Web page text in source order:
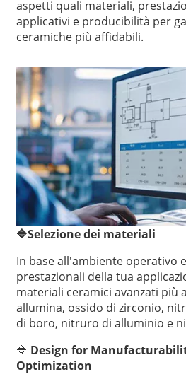
aspetti quali materiali,
applicativi e producibilità per
ceramiche più affidabili.
🔷Selezione dei materiali
In base all'ambiente operativo
prestazionali della tua
materiali ceramici avanzati più
allumina, ossido di zirconio,
di boro, nitruro di alluminio e
🔷 Design for
Optimization